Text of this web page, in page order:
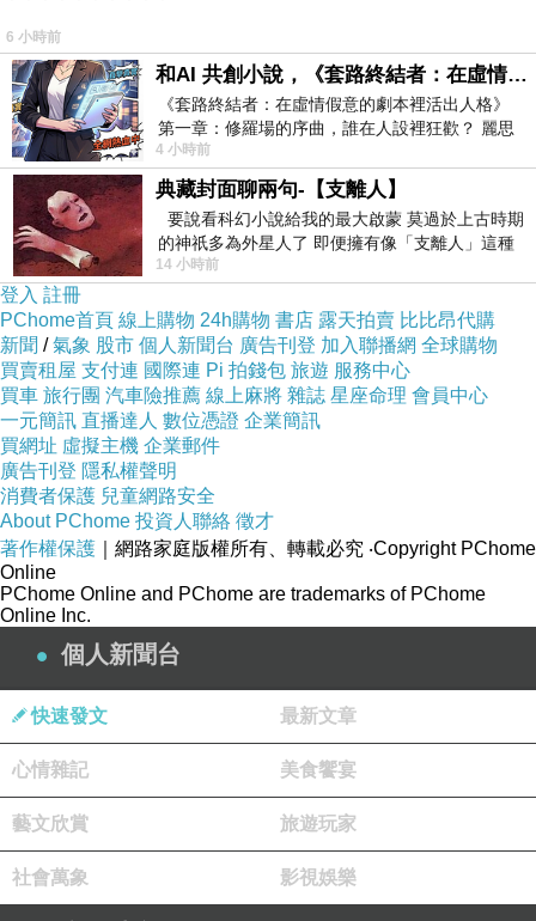
6 小時前
和AI 共創小說，《套路終結者：在虛情假意的劇本裡活出人格》
《套路終結者：在虛情假意的劇本裡活出人格》
第一章：修羅場的序曲，誰在人設裡狂歡？ 麗思
卡爾頓酒店的總統套房內，燈光昏
4 小時前
典藏封面聊兩句-【支離人】
要說看科幻小說給我的最大啟蒙 莫過於上古時期
的神祇多為外星人了 即便擁有像「支離人」這種
驚世駭俗的神通法門 也未必讀
14 小時前
登入 註冊
PChome首頁 線上購物 24h購物 書店 露天拍賣 比比昂代購
新聞 /氣象 股市 個人新聞台 廣告刊登 加入聯播網 全球購物
買賣租屋 支付連 國際連 Pi 拍錢包 旅遊 服務中心
買車 旅行團 汽車險推薦 線上麻將 雜誌 星座命理 會員中心
一元簡訊 直播達人 數位憑證 企業簡訊
買網址 虛擬主機 企業郵件
廣告刊登 隱私權聲明
消費者保護 兒童網路安全
About PChome 投資人聯絡 徵才
著作權保護 ｜網路家庭版權所有、轉載必究 ‧Copyright PChome
Online
PChome Online and PChome are trademarks of PChome
Online Inc.
個人新聞台
快速發文 最新文章
心情雜記 美食饗宴
藝文欣賞 旅遊玩家
社會萬象 影視娛樂